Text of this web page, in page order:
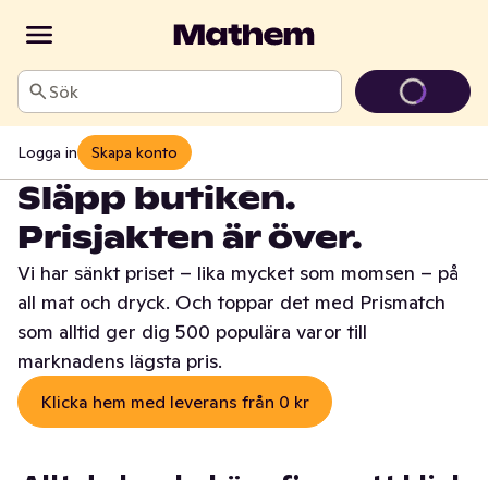
Sök
Logga in Skapa konto
Släpp butiken.
Prisjakten är över.
Vi har sänkt priset – lika mycket som momsen – på
all mat och dryck. Och toppar det med Prismatch
som alltid ger dig 500 populära varor till
marknadens lägsta pris.
Klicka hem med leverans från 0 kr